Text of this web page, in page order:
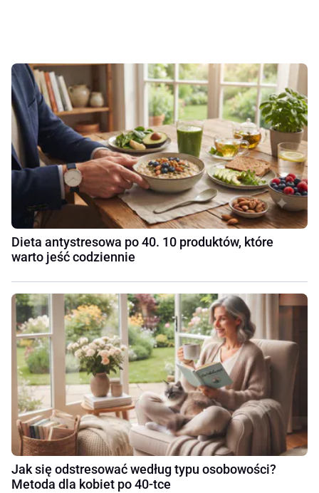
Dieta antystresowa po 40. 10 produktów, które
warto jeść codziennie
Jak się odstresować według typu osobowości?
Metoda dla kobiet po 40-tce